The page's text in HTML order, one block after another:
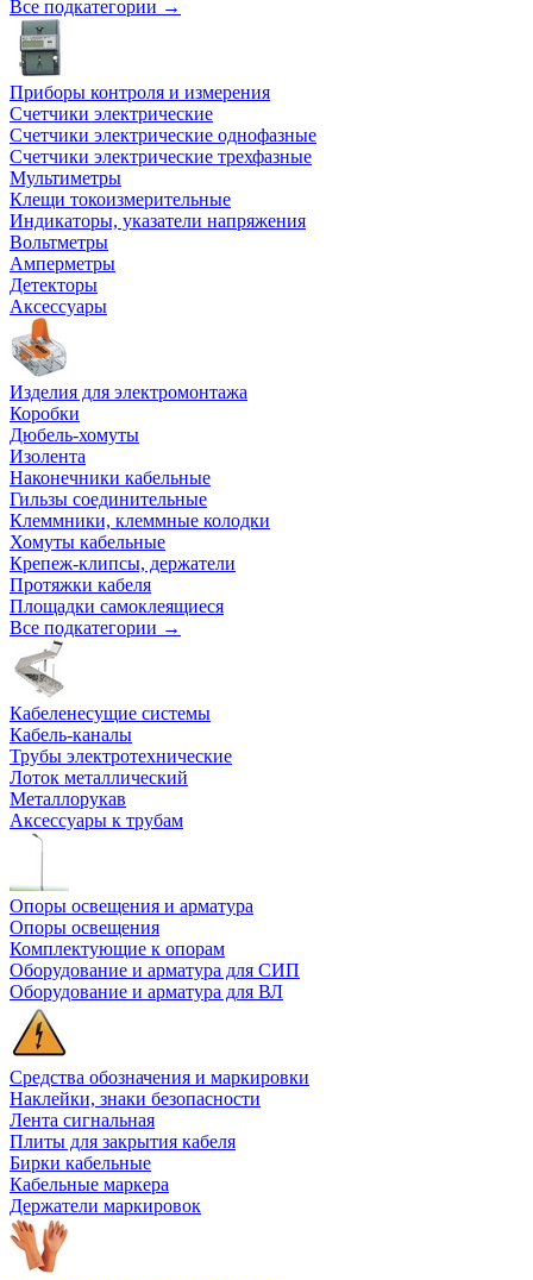
Все подкатегории →
Приборы контроля и измерения
Счетчики электрические
Счетчики электрические однофазные
Счетчики электрические трехфазные
Мультиметры
Клещи токоизмерительные
Индикаторы, указатели напряжения
Вольтметры
Амперметры
Детекторы
Аксессуары
Изделия для электромонтажа
Коробки
Дюбель-хомуты
Изолента
Наконечники кабельные
Гильзы соединительные
Клеммники, клеммные колодки
Хомуты кабельные
Крепеж-клипсы, держатели
Протяжки кабеля
Площадки самоклеящиеся
Все подкатегории →
Кабеленесущие системы
Кабель-каналы
Трубы электротехнические
Лоток металлический
Металлорукав
Аксессуары к трубам
Опоры освещения и арматура
Опоры освещения
Комплектующие к опорам
Оборудование и арматура для СИП
Оборудование и арматура для ВЛ
Средства обозначения и маркировки
Наклейки, знаки безопасности
Лента сигнальная
Плиты для закрытия кабеля
Бирки кабельные
Кабельные маркера
Держатели маркировок